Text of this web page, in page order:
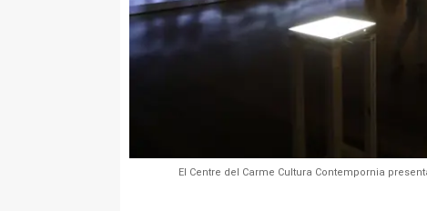
El Centre del Carme Cultura Contempornia